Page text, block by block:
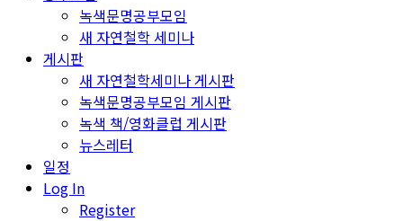
녹색문명공부모임
새 자연철학 세미나
게시판
새 자연철학세미나 게시판
녹색문명공부모임 게시판
녹색 책/영화클럽 게시판
뉴스레터
일정
Log In
Register